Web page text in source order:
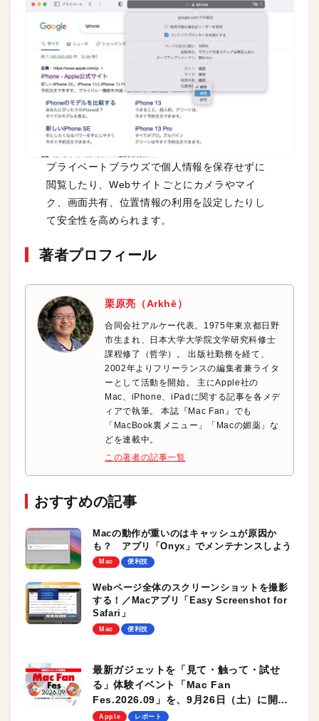
プライベートブラウズで個人情報を保存せずに
閲覧したり、Webサイトごとにカメラやマイ
ク、画面共有、位置情報の利用を設定したりし
て安全性を高められます。
著者プロフィール
栗原亮（Arkhē）
合同会社アルケー代表。1975年東京都日野
市生まれ、日本大学大学院文学研究科修士
課程修了（哲学）。 出版社勤務を経て、
2002年よりフリーランスの編集者兼ライタ
ーとして活動を開始。 主にApple社の
Mac、iPhone、iPadに関する記事を各メデ
ィアで執筆。 本誌『Mac Fan』でも
「MacBook裏メニュー」「Macの媚薬」な
どを連載中。
この著者の記事一覧
おすすめの記事
Macの動作が重いのはキャッシュが原因か
も？ アプリ「Onyx」でメンテナンスしよう
Mac 便利技
Webページ全体のスクリーンショットを撮影
する！／Macアプリ「Easy Screenshot for
Safari」
Mac 便利技
最新ガジェットを「見て・触って・試せ
る」体験イベント「Mac Fan
Fes.2026.09」を、9月26日（土）に開催
します！
Apple レポート